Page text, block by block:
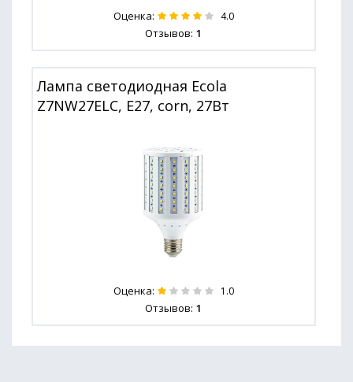
Оценка: 4.0
Отзывов: 1
Лампа светодиодная Ecola
Z7NW27ELC, E27, corn, 27Вт
Оценка: 1.0
Отзывов: 1